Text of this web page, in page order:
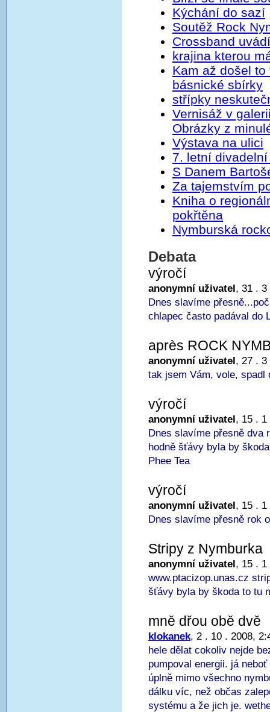
Kýchání do sazí
Soutěž Rock
Crossband
krajina kterou
Kam až došel
básnické sbírky
střípky
Vernisáž v
Obrázky z
Výstava na ulici
7. letní
S Danem
Za tajemstvím
Kniha o
pokřtěna
Nymburská
Debata
výročí
anonymní uživatel, 31 . 3
Dnes slavíme
chlapec často padával do
après ROCK
anonymní uživatel, 27 . 3
tak jsem Vám, vole, spadl
výročí
anonymní uživatel, 15 . 1
Dnes slavíme přesně dva
hodně šťávy byla by
Phee Tea
výročí
anonymní uživatel, 15 . 1
Dnes slavíme přesně rok
Stripy z Nymburka
anonymní uživatel, 15 . 1
www.ptacizop.unas.cz
šťávy byla by škoda to tu
mně dřou obě dvě
klokanek, 2 . 10 . 2008,
hele dělat cokoliv nejde
pumpoval energii. já
úplně mimo všechno
dálku víc, než občas
systému a že jich je.